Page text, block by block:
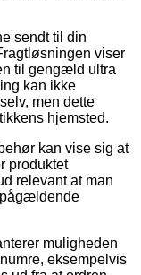
sendt til din
viser
til gengæld ultra
kan ikke
men dette
hjemsted.
kan vise sig at
produktet
relevant at man
pågældende
muligheden
eksempelvis